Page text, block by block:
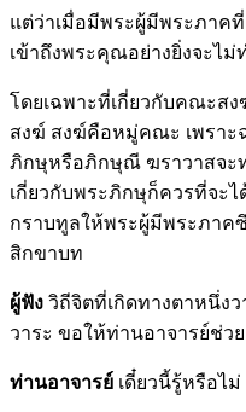
แต่ว่าเมื่อมีพระผู้มีพระภาค
เข้าถึงพระคุณอย่างยิ่งจะไ
โดยเฉพาะที่เกี่ยวกับคณะส
สงฆ์ สงฆ์คือหมู่คณะ เพรา
ภิกษุหรือภิกษุณี ฆราวาสจะ
เกี่ยวกับพระภิกษุก็ควรที่จะ
กราบทูลให้พระผู้มีพระภา
สิกขาบท
ผู้ฟัง วิถีจิตที่เกิดทางตาหนึ่ง
วาระ ขอให้ท่านอาจารย์ช่ว
ท่านอาจารย์ เดี๋ยวนี้รู้หรือไม่